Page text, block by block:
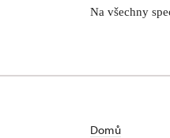
Na všechny
Domů